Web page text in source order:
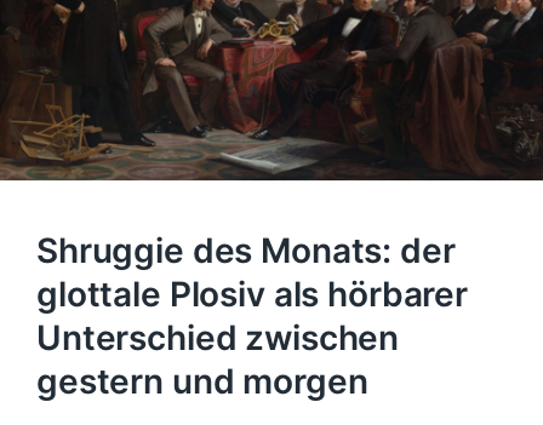
Shruggie des Monats: der
glottale Plosiv als hörbarer
Unterschied zwischen
gestern und morgen